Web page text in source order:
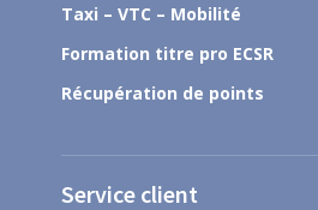
Taxi – VTC – Mobilité
Formation titre pro ECSR
Récupération de points
Service client